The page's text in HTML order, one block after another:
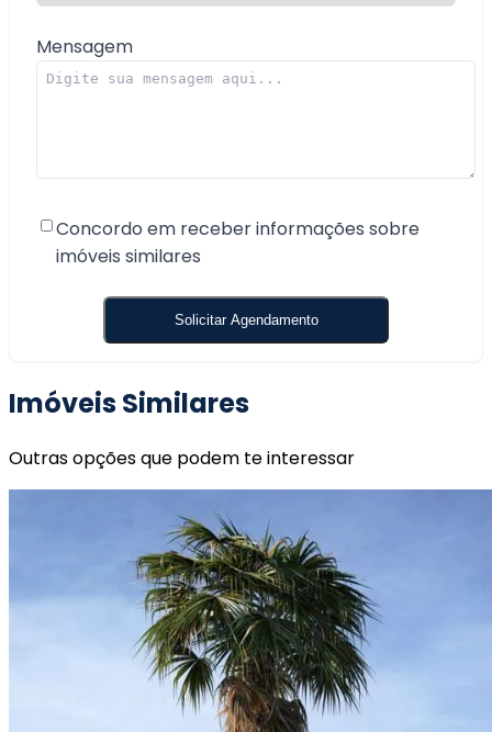
Mensagem
Concordo em receber informações sobre
imóveis similares
Imóveis Similares
Outras opções que podem te interessar